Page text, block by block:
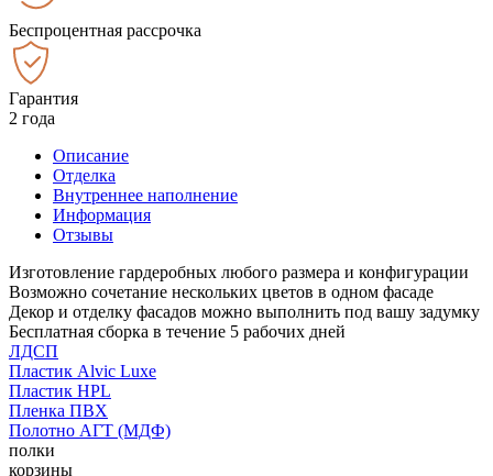
Беспроцентная рассрочка
Гарантия
2 года
Описание
Отделка
Внутреннее наполнение
Информация
Отзывы
Изготовление гардеробных любого размера и конфигурации
Возможно сочетание нескольких цветов в одном фасаде
Декор и отделку фасадов можно выполнить под вашу задумку
Бесплатная сборка в течение 5 рабочих дней
ЛДСП
Пластик Alvic Luxe
Пластик HPL
Пленка ПВХ
Полотно АГТ (МДФ)
полки
корзины